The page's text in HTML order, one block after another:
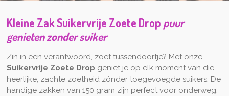
Kleine ZakSuikervrije Zoete Drop puur
genieten zonder suiker
Zin in een verantwoord, zoet tussendoortje? Met onze
Suikervrije Zoete Drop geniet je op elk moment van die
heerlijke, zachte zoetheid zónder toegevoegde suikers. De
handige zakken van 150 gram zijn perfect voor onderweg,